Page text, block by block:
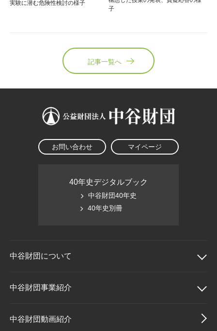
実験に潜む危険性検討の様子
子
記事一覧へ
お問い合わせ マイページ
40年史デジタルブック
中谷財団40年史
40年史別冊
中谷財団について
中谷財団について
理事長挨拶
中谷財団事業紹介
中谷財団事業紹介
中谷財団動画紹介